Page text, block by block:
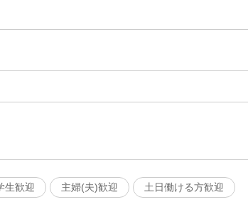
生歓迎 主婦(夫)歓迎 土日働ける方歓迎